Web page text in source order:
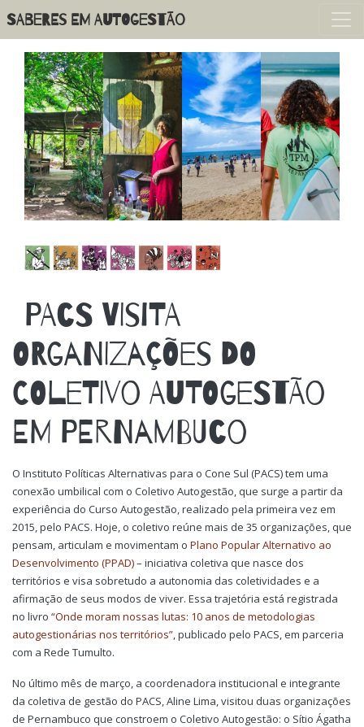
para
o
conteúdo
principal
SABERES EM AUTOGESTÃO
PACS VISITA
ORGANIZAÇÕES DO
COLETIVO AUTOGESTÃO
EM PERNAMBUCO
O Instituto Políticas Alternativas para o Cone Sul (PACS) tem uma
conexão umbilical com o Coletivo Autogestão, que surge a partir da
experiência do Curso Autogestão, realizado pela primeira vez em
2015, pelo PACS. Hoje, o coletivo reúne mais de 35 organizações, que
pensam, articulam e movimentam o Plano Popular Alternativo ao
Desenvolvimento (PPAD)– iniciativa coletiva que nasce dos
territórios e visa sobretudo a autonomia das coletividades e a
afirmação de seus modos de viver. Essa trajetória está registrada
no livro “Onde moram nossas lutas: 10 anos de metodologias
autogestionárias nos territórios”, publicado pelo PACS, em parceria
com a Rede Tumulto.
No último mês de março, a coordenadora institucional e integrante
da coletiva de gestão do PACS, Aline Lima, visitou duas organizações
de Pernambuco que constroem o Coletivo Autogestão: o Sítio Ágatha